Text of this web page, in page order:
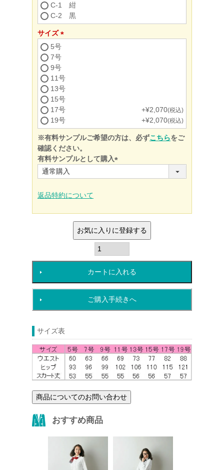
(必
須)
C-1 紺
C-2 黒
サイズ
(必
須)
5号
7号
9号
11号
13号
15号
17号
+¥2,070 税込
19号 +¥2,070 税込
※有料サンプルご希望の方は、必ずこちらをご
確認ください。
有料サンプルとして購入
返品特約について
お気に入りに登録する
カートに入れる
ご購入手続きへ
サイズ表
商品についてのお問い合わせ
おすすめ商品